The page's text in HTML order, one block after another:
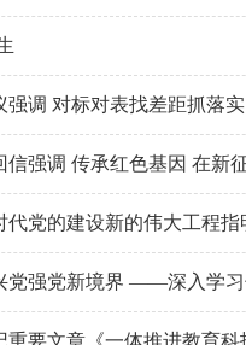
调 对标对表找差距抓落
强调 传承红色基因 在新
党的建设新的伟大工程指
党强党新境界 ——深入学
重要文章《一体推进教育